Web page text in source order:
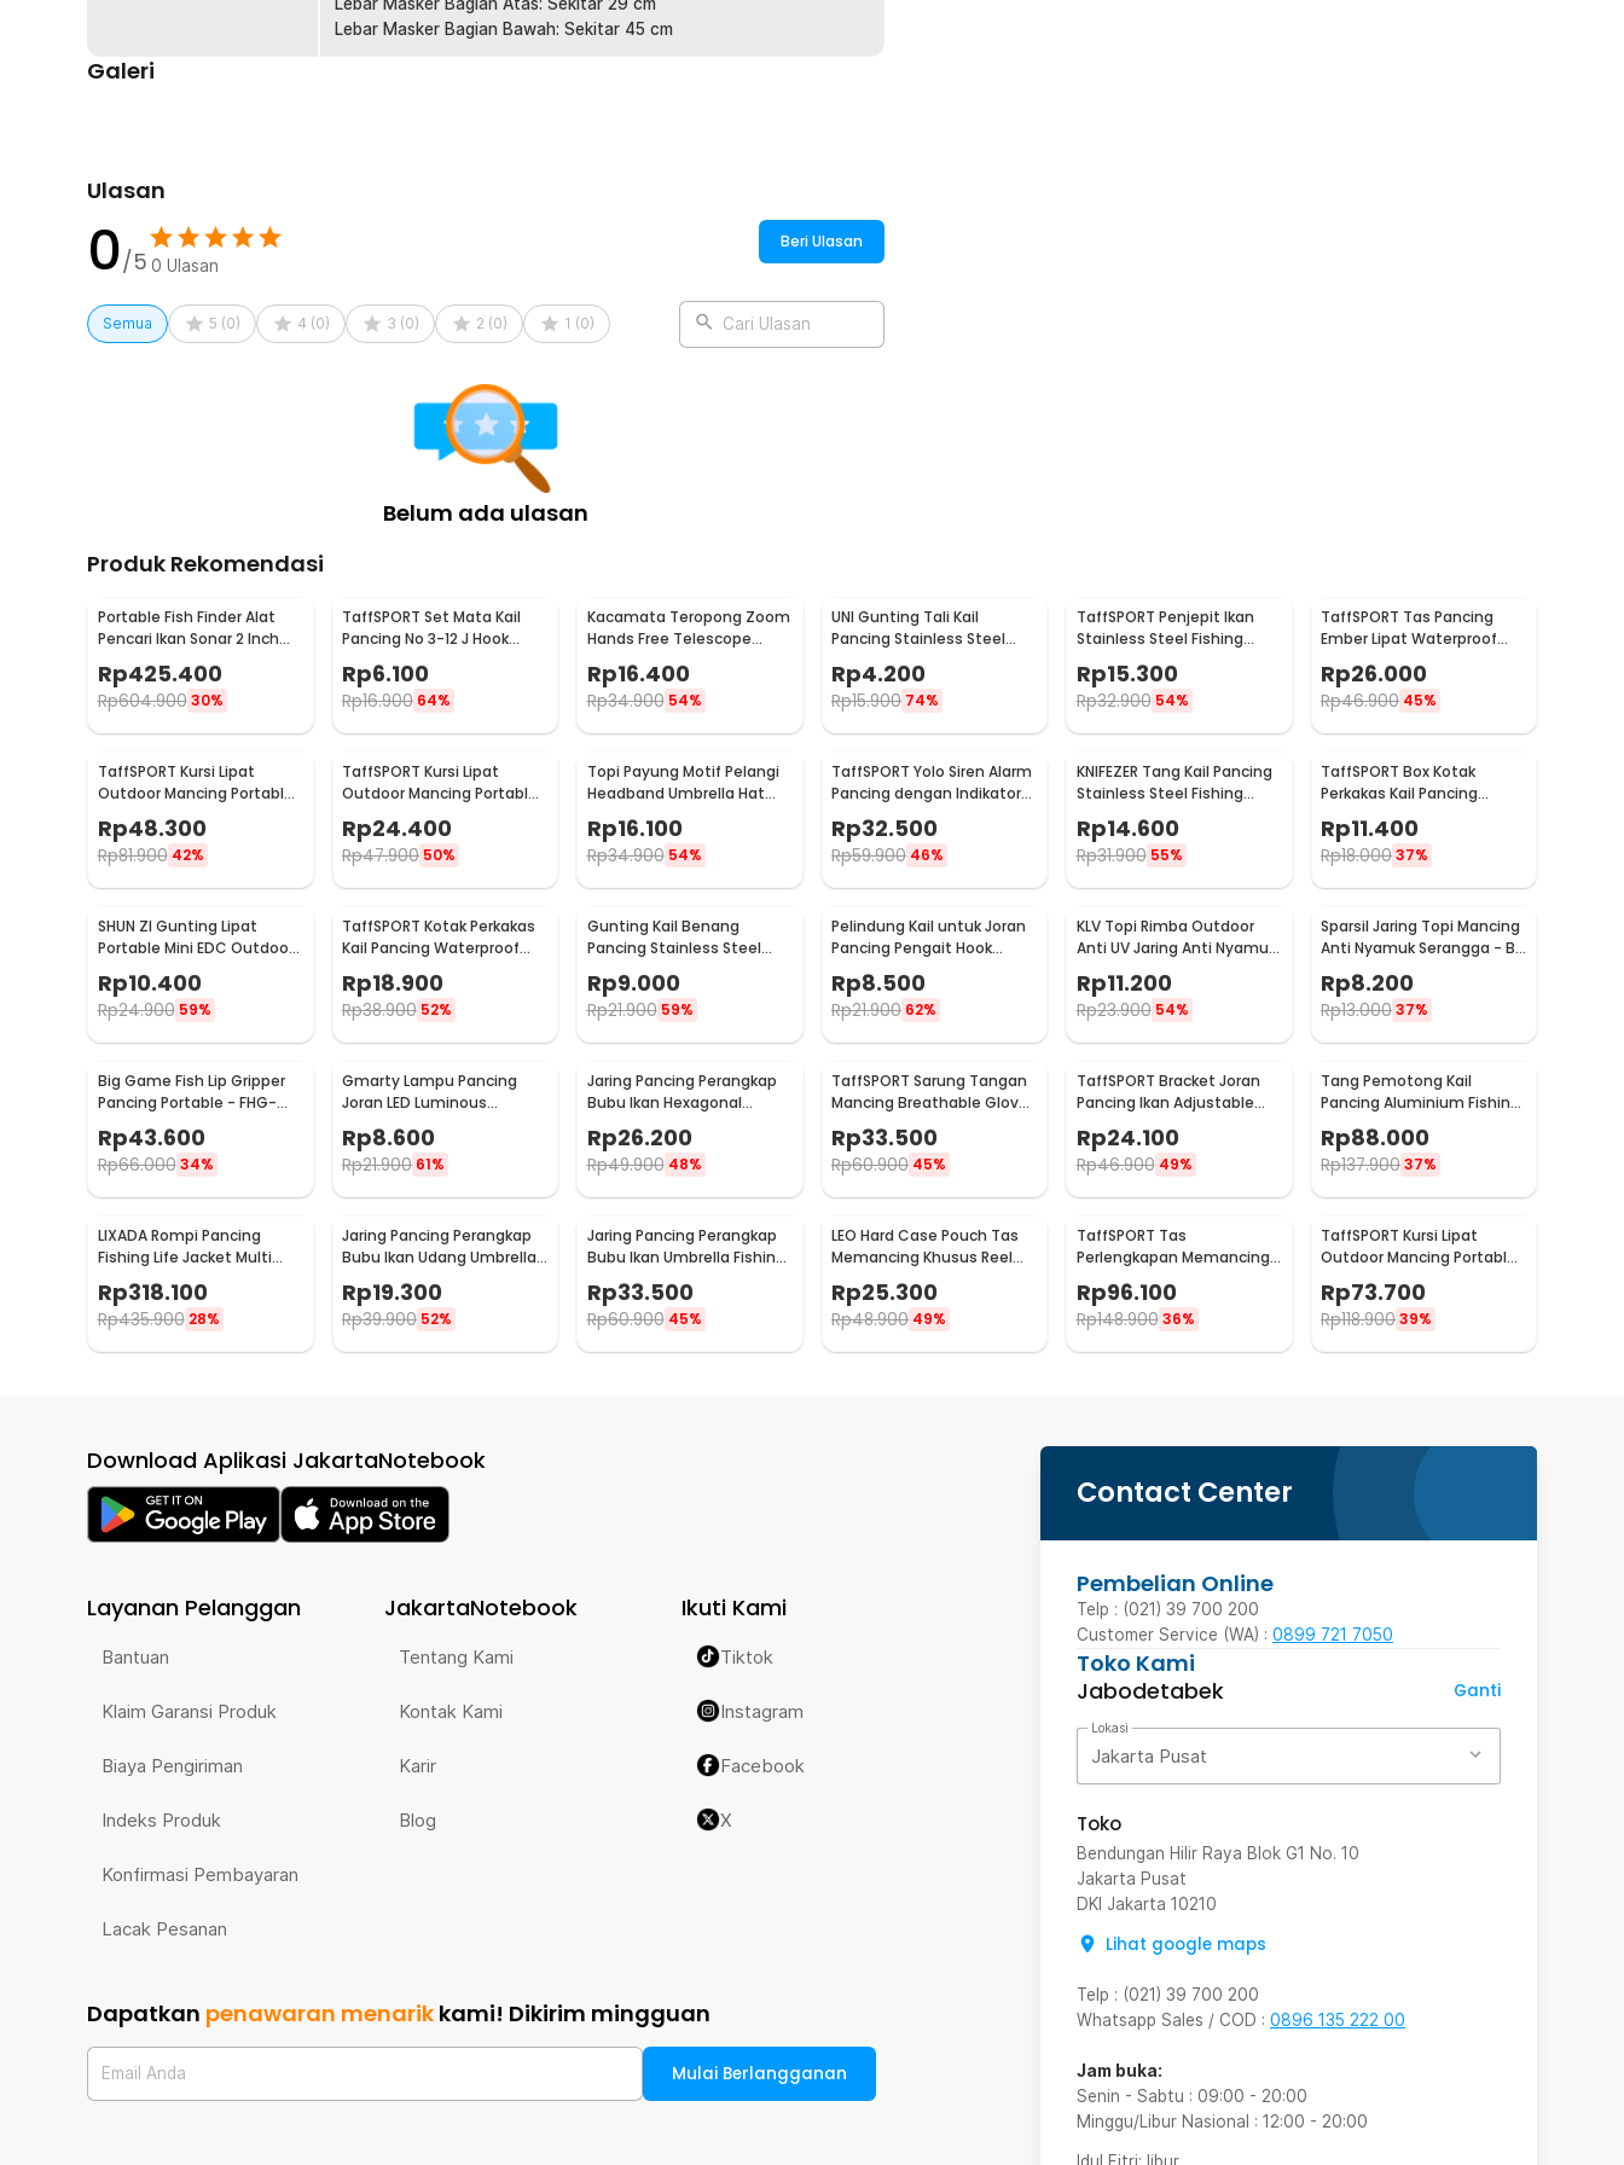
Desain ergonomis membuat topi tetap nyaman dan stabil saat digunakan untuk berbagai
aktivitas outdoor. Cocok digunakan sebagai topi outdoor, topi hiking, topi camping, maupun topi
mancing dengan mobilitas tinggi. Memberikan kenyamanan maksimal tanpa mengurangi
Rincian yang Anda dapatkan untuk pembelian produk ini:
1 x Masker
Lebar Masker Bagian Bawah: Sekitar 45 cm
Galeri
Ulasan
0/5 0 Ulasan
Beri Ulasan
Semua 5 (0) 4 (0) 3 (0) 2 (0) 1 (0) Cari Ulasan
Belum ada ulasan
Produk Rekomendasi
Portable Fish Finder Alat
Pencari Ikan Sonar 2 Inch
Rp425.400
Rp604.900 30%
TaffSPORT Set Mata Kail
Pancing No 3-12 J Hook
Tajam 70 PCS with Box -
94151-BE
Rp6.100
Rp16.900 64%
Kacamata Teropong Zoom
Hands Free Telescope
Glasses untuk Fishing -
HG00117
Rp16.400
Rp34.900 54%
UNI Gunting Tali Kail
Pancing Stainless Steel
Rp4.200
Rp15.900 74%
TaffSPORT Penjepit Ikan
Stainless Steel Fishing
Gripper Anti Karat - YS05
Rp15.300
Rp32.900 54%
TaffSPORT Tas Pancing
Ember Lipat Waterproof
Fishing Bucket
Rp26.000
Rp46.900 45%
TaffSPORT Kursi Lipat
Outdoor Mancing Portable
Oxford Folding Chair -
ZDY01
Rp48.300
Rp81.900 42%
TaffSPORT Kursi Lipat
Outdoor Mancing Portable
A0003
Rp24.400
Rp47.900 50%
Topi Payung Motif Pelangi
Headband Umbrella Hat
50cm - W655
Rp16.100
Rp34.900 54%
TaffSPORT Yolo Siren Alarm
Pancing dengan Indikator
LED - R3
Rp32.500
Rp59.900 46%
KNIFEZER Tang Kail Pancing
Stainless Steel Fishing
Hook Remover - J1352
Rp14.600
Rp31.900 55%
TaffSPORT Box Kotak
Perkakas Kail Pancing
Rp11.400
Rp18.00037%
SHUN ZI Gunting Lipat
Portable Mini EDC Outdoor
08
Rp10.400
Rp24.900 59%
TaffSPORT Kotak Perkakas
Kail Pancing Waterproof
Tackle Box 12 Grid - MCC01
Rp18.900
Rp38.900 52%
Gunting Kail Benang
Pancing Stainless Steel
GK01
Rp9.000
Rp21.900 59%
Pelindung Kail untuk Joran
Pancing Pengait Hook
Keeper 10 PCS
Rp8.500
Rp21.900 62%
KLV Topi Rimba Outdoor
Anti UV Jaring Anti Nyamuk
Rp11.200
Rp23.900 54%
Sparsil Jaring Topi Mancing
Anti Nyamuk Serangga - B-
Rp8.200
Rp13.00037%
Big Game Fish Lip Gripper
Pancing Portable - FHG-
Rp43.600
Rp66.000 34%
Gmarty Lampu Pancing
Joran LED Luminous
Waterproof 10 PCS - Q0142
Rp8.600
Rp21.900 61%
Jaring Pancing Perangkap
Bubu Ikan Hexagonal
Fishing Net Trap 8 Hole
Rp26.200
Rp49.900 48%
TaffSPORT Sarung Tangan
Mancing Breathable Glove
Half Finger 1 Pair - DW-GRTX
Rp33.500
Rp60.900 45%
TaffSPORT Bracket Joran
Pancing Ikan Adjustable
Rp24.100
Rp46.900 49%
Tang Pemotong Kail
Pancing Aluminium Fishing
Pliers Hook Remover
Rp88.000
Rp137.90037%
LIXADA Rompi Pancing
Fishing Life Jacket Multi
Slot - GDS09
Rp318.100
Rp435.900 28%
Jaring Pancing Perangkap
Bubu Ikan Udang Umbrella
Fishing Net 5 Hole
Rp19.300
Rp39.900 52%
Jaring Pancing Perangkap
Bubu Ikan Umbrella Fishing
Net 16 Holes - H14572
Rp33.500
Rp60.900 45%
LEO Hard Case Pouch Tas
Memancing Khusus Reel
Pancing - F-49
Rp25.300
Rp48.900 49%
TaffSPORT Tas
Perlengkapan Memancing
Multifungsi 1.5M
Rp96.100
Rp148.900 36%
TaffSPORT Kursi Lipat
Outdoor Mancing Portable
Oxford Folding Chair -
YYY002
Rp73.700
Rp118.90039%
Contact Center
Pembelian Online
Telp : (021) 39 700 200
Customer Service (WA) : 0899 721 7050
Toko Kami
Jabodetabek
Ganti
Lokasi
Jakarta Pusat
Toko
Bendungan Hilir Raya Blok G1 No. 10
Jakarta Pusat
DKI Jakarta 10210
Lihat google maps
Telp : (021) 39 700 200
Whatsapp Sales / COD : 0896 135 222 00
Jam buka:
Senin - Sabtu : 09:00 - 20:00
Minggu/Libur Nasional : 12:00 - 20:00
Idul Fitri: libur
Download Aplikasi JakartaNotebook
Layanan Pelanggan
Bantuan
Klaim Garansi Produk
Biaya Pengiriman
Indeks Produk
Konfirmasi Pembayaran
Lacak Pesanan
JakartaNotebook
Tentang Kami
Kontak Kami
Karir
Blog
Ikuti Kami
Tiktok
Instagram
Facebook
X
Dapatkan penawaran menarik kami! Dikirim mingguan
Email Anda Mulai Berlangganan